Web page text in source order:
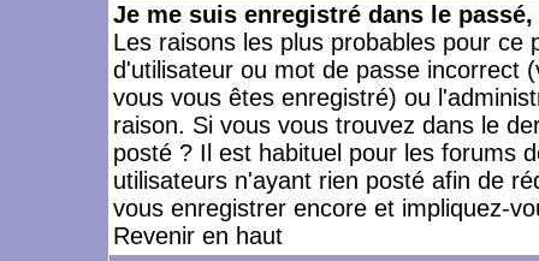
Je me suis enregistré dans le
Les raisons les plus probables pour
d'utilisateur ou mot de passe incorrect
vous vous êtes enregistré) ou
raison. Si vous vous trouvez dans le
posté ? Il est habituel pour les forums
utilisateurs n'ayant rien posté afin de
vous enregistrer encore et impliquez-
Revenir en haut